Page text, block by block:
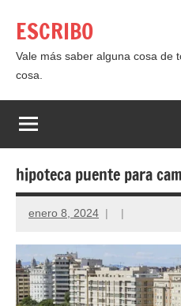
contenido
ESCRIBO
Vale más saber alguna cosa de
cosa.
hipoteca puente para
enero 8, 2024